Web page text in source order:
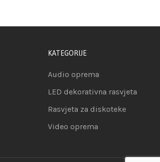
KATEGORIJE
Audio oprema
LED dekorativna rasvjeta
Rasvjeta za diskoteke
Video oprema